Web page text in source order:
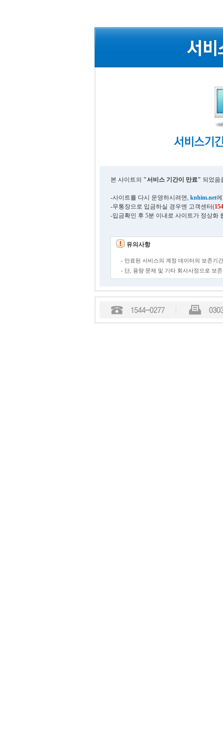
본 사이트의 "서비스 기간이 만료" 되었음
-사이트를 다시 운영하시려면, knhim.net
-무통장으로 입금하실 경우엔 고객센터(
-입금확인 후 5분 이내로 사이트가 정상화
유의사항
- 만료된 서비스의 계정 데이터의 보존기
- 단, 용량 문제 및 기타 회사사정으로 보